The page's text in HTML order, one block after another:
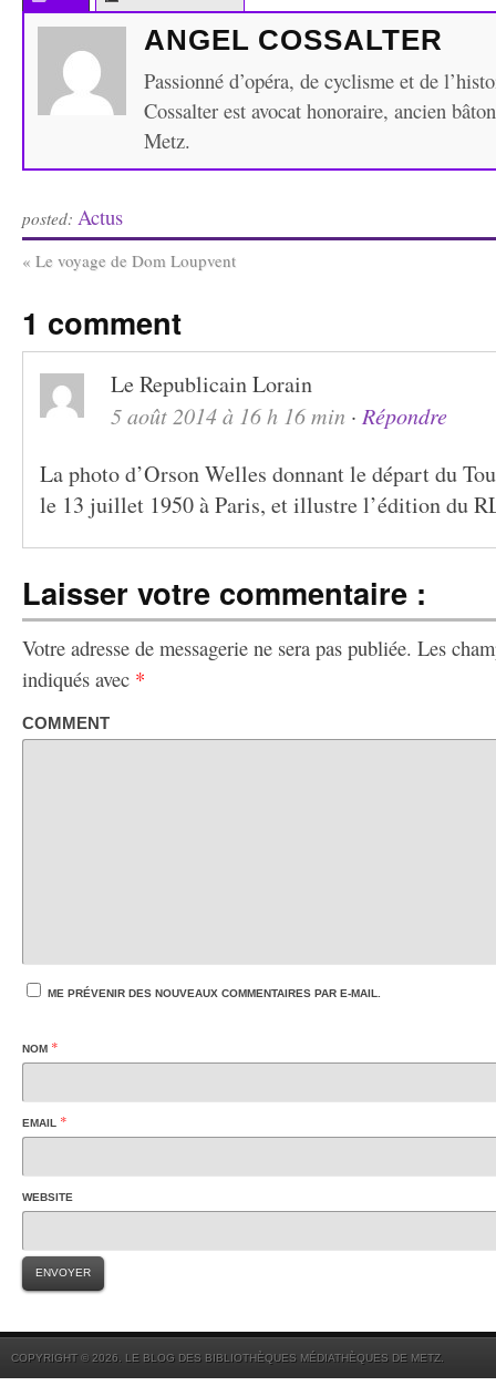
ANGEL COSSALTER
Passionné d’opéra, de cyclisme et de
Cossalter est avocat honoraire, ancien
Metz.
posted: Actus
« Le voyage de Dom Loupvent
1 comment
Le Republicain Lorain
5 août 2014 à 16 h 16 min · Répondre
La photo d’Orson Welles donnant le départ du
le 13 juillet 1950 à Paris, et illustre l’édition du
Laisser votre commentaire :
Votre adresse de messagerie ne sera pas publiée. Les
indiqués avec *
COMMENT
ME PRÉVENIR DES NOUVEAUX COMMENTAIRES PAR E-MAIL.
NOM *
EMAIL *
WEBSITE
COPYRIGHT © 2026. LE BLOG DES BIBLIOTHÈQUES MÉDIATHÈQUES DE METZ.